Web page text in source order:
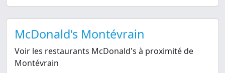
McDonald's Montévrain
Voir les restaurants McDonald's à proximité de
Montévrain